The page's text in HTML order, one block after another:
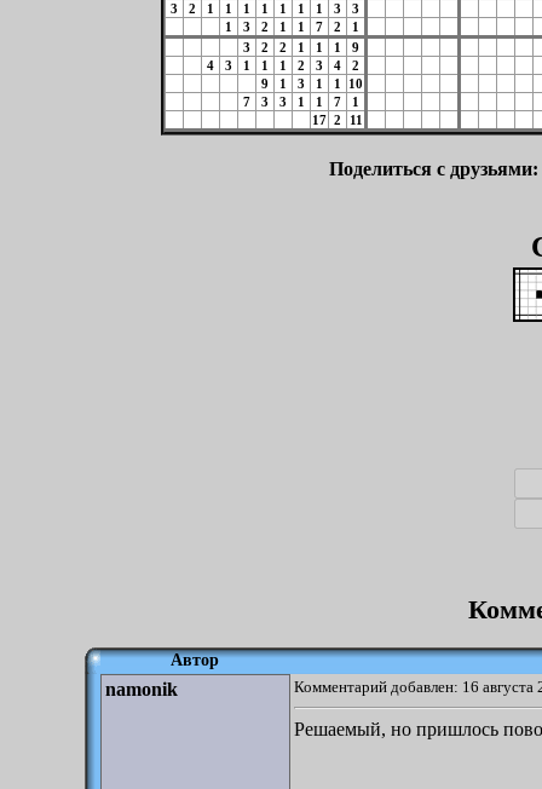
3
2 1 1 1 1 1 1 1 3
3
1
3 2 1 1 7 2
1
3
2 2 1 1 1
9
4
3 1 1 1 2 3 4
2
9
1 3 1 1
10
7
3 3 1 1 7
1
17 2 11
Поделиться с друзьями:
Автор
namonik Комментарий добавлен: 16 августа
Решаемый, но пришлось